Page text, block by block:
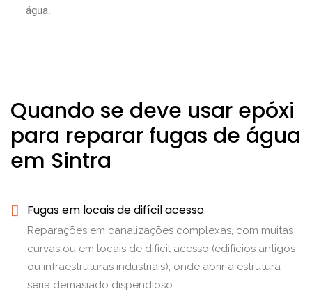
água.
Quando se deve usar epóxi
para reparar fugas de água
em Sintra
Fugas em locais de difícil acesso
Reparações em canalizações complexas, com muitas
curvas ou em locais de difícil acesso (edifícios antigos
ou infraestruturas industriais), onde abrir a estrutura
seria demasiado dispendioso.